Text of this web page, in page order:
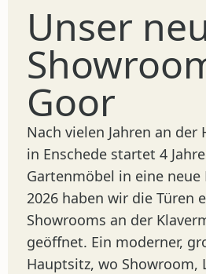
Unser
Goor
Nach vielen Jahren an der
in Enschede startet 4
Gartenmöbel in eine neue
2026 haben wir die Türen
Showrooms an der
geöffnet. Ein moderner,
Hauptsitz, wo Showroom,